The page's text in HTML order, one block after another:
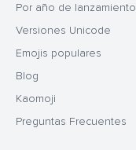
Por año de lanzamiento
Versiones Unicode
Emojis populares
Blog
Kaomoji
Preguntas Frecuentes